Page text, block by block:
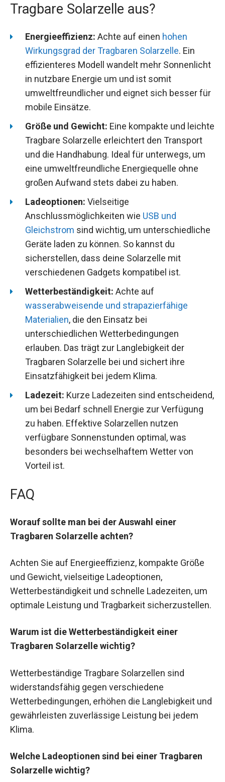
Tragbare Solarzelle aus?
Energieeffizienz: Achte auf einen hohen
Wirkungsgrad der Tragbaren Solarzelle. Ein
effizienteres Modell wandelt mehr Sonnenlicht
in nutzbare Energie um und ist somit
umweltfreundlicher und eignet sich besser für
mobile Einsätze.
Größe und Gewicht: Eine kompakte und leichte
Tragbare Solarzelle erleichtert den Transport
und die Handhabung. Ideal für unterwegs, um
eine umweltfreundliche Energiequelle ohne
großen Aufwand stets dabei zu haben.
Ladeoptionen: Vielseitige
Anschlussmöglichkeiten wie USB und
Gleichstrom sind wichtig, um unterschiedliche
Geräte laden zu können. So kannst du
sicherstellen, dass deine Solarzelle mit
verschiedenen Gadgets kompatibel ist.
Wetterbeständigkeit: Achte auf
wasserabweisende und strapazierfähige
Materialien, die den Einsatz bei
unterschiedlichen Wetterbedingungen
erlauben. Das trägt zur Langlebigkeit der
Tragbaren Solarzelle bei und sichert ihre
Einsatzfähigkeit bei jedem Klima.
Ladezeit: Kurze Ladezeiten sind entscheidend,
um bei Bedarf schnell Energie zur Verfügung
zu haben. Effektive Solarzellen nutzen
verfügbare Sonnenstunden optimal, was
besonders bei wechselhaftem Wetter von
Vorteil ist.
FAQ
Worauf sollte man bei der Auswahl einer
Tragbaren Solarzelle achten?
Achten Sie auf Energieeffizienz, kompakte Größe
und Gewicht, vielseitige Ladeoptionen,
Wetterbeständigkeit und schnelle Ladezeiten, um
optimale Leistung und Tragbarkeit sicherzustellen.
Warum ist die Wetterbeständigkeit einer
Tragbaren Solarzelle wichtig?
Wetterbeständige Tragbare Solarzellen sind
widerstandsfähig gegen verschiedene
Wetterbedingungen, erhöhen die Langlebigkeit und
gewährleisten zuverlässige Leistung bei jedem
Klima.
Welche Ladeoptionen sind bei einer Tragbaren
Solarzelle wichtig?